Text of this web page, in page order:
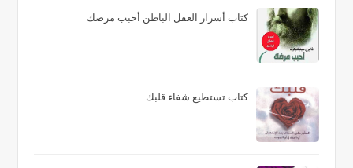
كتاب أسرار العقل الباطن أحبب مرضك
كتاب تستطيع شفاء قلبك